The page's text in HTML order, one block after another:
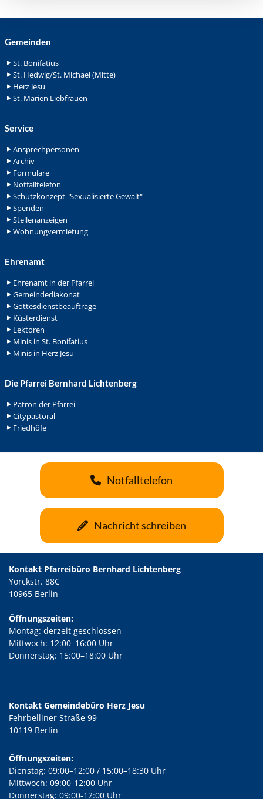
Gemeinden
St. Bonifatius
St. Hedwig/St. Michael (Mitte)
Herz Jesu
St. Marien Liebfrauen
Service
Ansprechpersonen
Archiv
Formulare
Notfalltelefon
Schutzkonzept "Sexualisierte Gewalt"
Spenden
Stellenanzeigen
Wohnungvermietung
Ehrenamt
Ehrenamt in der Pfarrei
Gemeindediakonat
Gottesdienstbeauftrage
Küsterdienst
Lektoren
Minis in St. Bonifatius
Minis in Herz Jesu
Die Pfarrei Bernhard Lichtenberg
Patron der Pfarrei
Citypastoral
Friedhöfe
Notfalltelefon
Nachricht schreiben
Kontakt Pfarreibüro Bernhard Lichtenberg
Yorckstr. 88C
10965 Berlin
Öffnungszeiten:
Montag: derzeit geschlossen
Mittwoch: 12:00–16:00 Uhr
Donnerstag: 15:00–18:00 Uhr
Kontakt Gemeindebüro Herz Jesu
Fehrbelliner Straße 99
10119 Berlin
Öffnungszeiten:
Dienstag: 09:00–12:00 / 15:00–18:30 Uhr
Mittwoch: 09:00-12:00 Uhr
Donnerstag: 09:00-12:00 Uhr